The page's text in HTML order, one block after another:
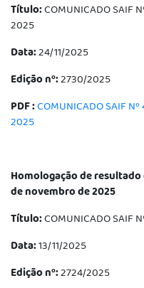
Título:COMUNICADO SAIF
2025
Data:24/11/2025
Edição nº:2730/2025
PDF :COMUNICADO SAIF
2025
Homologação de
de novembro de 2025
Título:COMUNICADO SAIF
Data:13/11/2025
Edição nº:2724/2025